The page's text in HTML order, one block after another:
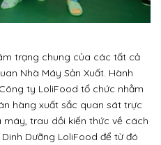
trạng chung của các tất cả
Nhà Máy Sản Xuất. Hành
ty LoliFood tổ chức nhằm
hàng xuất sắc quan sát trực
trau dồi kiến thức về cách
Dưỡng LoliFood để từ đó